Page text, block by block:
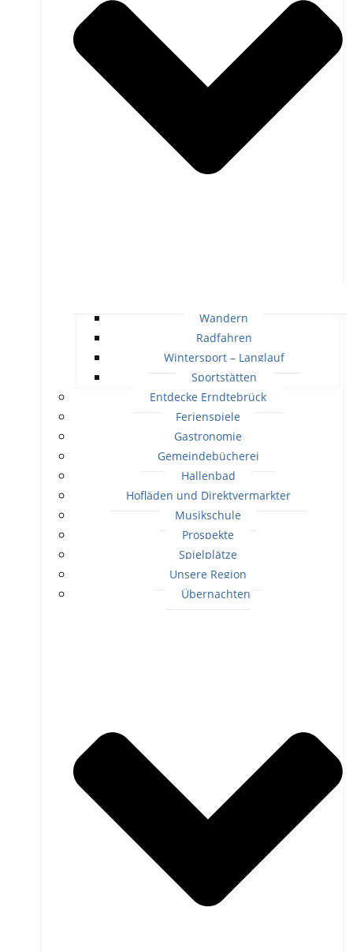
Wandern
Radfahren
Wintersport – Langlauf
Sportstätten
Entdecke Erndtebrück
Ferienspiele
Gastronomie
Gemeindebücherei
Hallenbad
Hofläden und Direktvermarkter
Musikschule
Prospekte
Spielplätze
Unsere Region
Übernachten